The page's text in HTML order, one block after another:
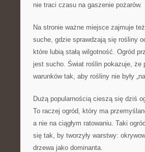
nie traci czasu na gaszenie pożarów.
Na stronie ważne miejsce zajmuje
suche, gdzie sprawdzają się rośliny
które lubią stałą wilgotność. Ogród
jest sucho. Świat roślin pokazuje, że
warunków tak, aby rośliny nie były
Dużą popularnością cieszą się dziś
To raczej ogród, który ma
a nie na ciągłym ratowaniu. Taki
się tak, by tworzyły warstwy:
drzewa jako dominanta.